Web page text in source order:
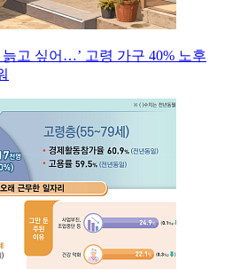
늙고 싶어…’ 고령 가구 40% 노후